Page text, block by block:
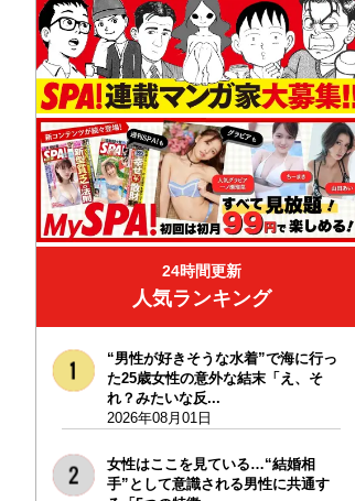
24時間更新
人気ランキング
“男性が好きそうな水着”で海に行っ
た25歳女性の意外な結末「え、そ
れ？みたいな反...
2026年08月01日
女性はここを見ている…“結婚相
手”として意識される男性に共通す